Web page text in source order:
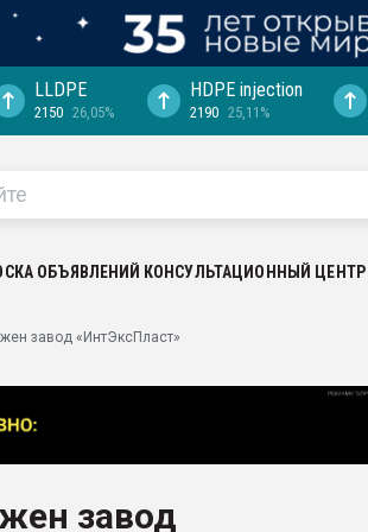
LLDPE
2150 26,05%
HDPE injection
2190 25,11%
ОБЪЯВЛЕНИЙ КОНСУЛЬТАЦИОННЫЙ ЦЕНТР
завод «ИнтЭксПласт»
завод